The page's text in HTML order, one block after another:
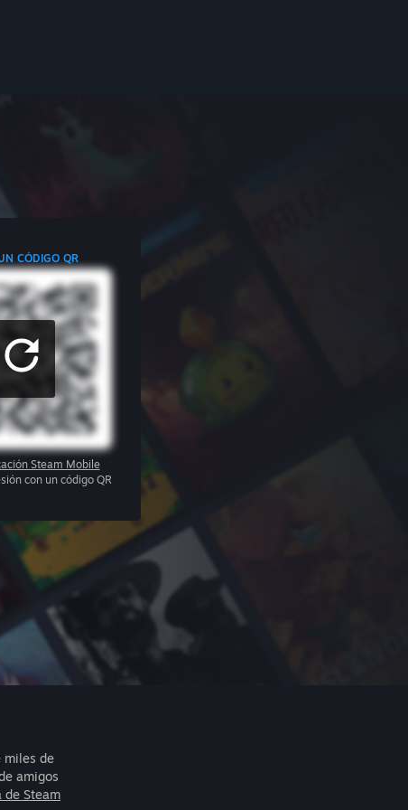
CÓDIGO QR
Steam Mobile
con un código QR
miles de
amigos
de Steam